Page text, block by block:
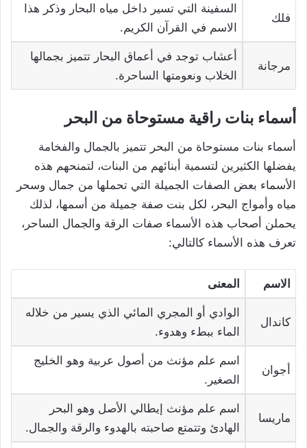
فلك
السفينة التي تسير داخل مياه البحار وذكر هذا
الاسم في القرآن الكريم.
مرجانة
أعشاب توجد في أعماق البحار تتميز بجمالها
الخلاب ونعومتها الساحرة.
أسماء بنات راقية مستوحاة من البحر
أسماء بنات مستوحاة من البحر تتميز بالجمال والفخامة
يفضلها الكثيرين لتسمية أبنائهم من البنات، لتمنحهم هذه
الأسماء بعض الصفات الجميلة التي تحملها من جمال وسحر
مياه وأمواج البحر، لكل بنت صفة جميلة من أسمها، لذلك
يحملن أصحاب هذه الأسماء صفات الرقة والجمال الساحر،
تعرف هذه الأسماء كالتالي:
الاسم المعنى
كاندال
الوادي أو المجري المائي الذي يسير من خلاله
الماء ببطء وهدوء.
أجوان
اسم علم مؤنث من أصول عربية وهو الخليج
الصغير.
ماريسا
اسم علم مؤنث إيطالي الأصل وهو البحر
الهادئ وتتمتع صاحبته بالهدوء والرقة والجمال.